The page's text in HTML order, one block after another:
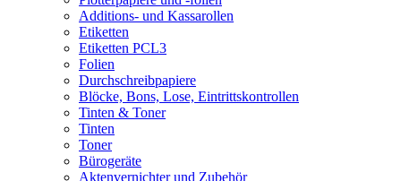
Additions- und Kassarollen
Etiketten
Etiketten PCL3
Folien
Durchschreibpapiere
Blöcke, Bons, Lose, Eintrittskontrollen
Tinten & Toner
Tinten
Toner
Bürogeräte
Aktenvernichter und Zubehör